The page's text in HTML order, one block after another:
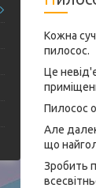
Кожна
пилосос.
Це
Пилосос
Але
що
Зробить